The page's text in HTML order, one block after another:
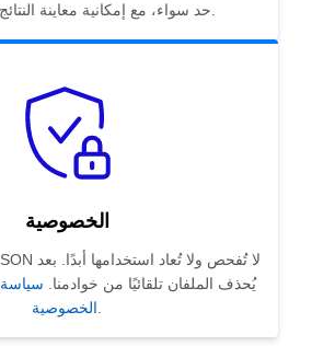
الخصوصية
التحويل إلى TIFF، يُحذف الملفان تلقائيًا من خوادمنا. سياسة
الخصوصية